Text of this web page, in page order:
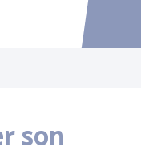
Accéder
son